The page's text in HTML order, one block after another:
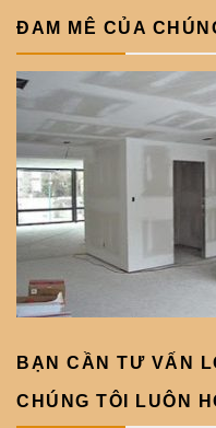
ĐAM MÊ CỦA
BẠN CẦN TƯ VẤN
CHÚNG TÔI LUÔN